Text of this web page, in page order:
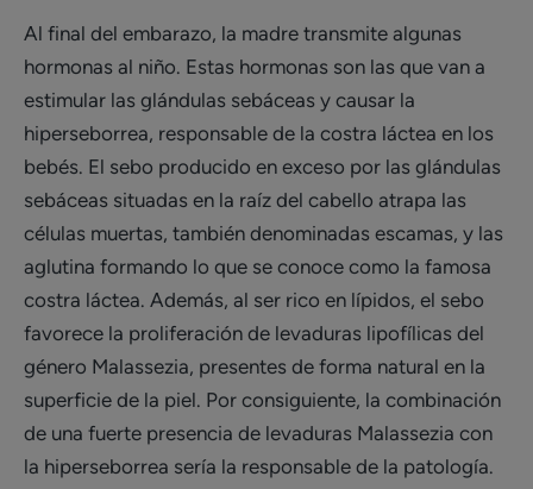
Al final del embarazo, la madre transmite algunas
hormonas al niño. Estas hormonas son las que van a
estimular las glándulas sebáceas y causar la
hiperseborrea, responsable de la costra láctea en los
bebés. El sebo producido en exceso por las glándulas
sebáceas situadas en la raíz del cabello atrapa las
células muertas, también denominadas escamas, y las
aglutina formando lo que se conoce como la famosa
costra láctea. Además, al ser rico en lípidos, el sebo
favorece la proliferación de levaduras lipofílicas del
género Malassezia, presentes de forma natural en la
superficie de la piel. Por consiguiente, la combinación
de una fuerte presencia de levaduras Malassezia con
la hiperseborrea sería la responsable de la patología.